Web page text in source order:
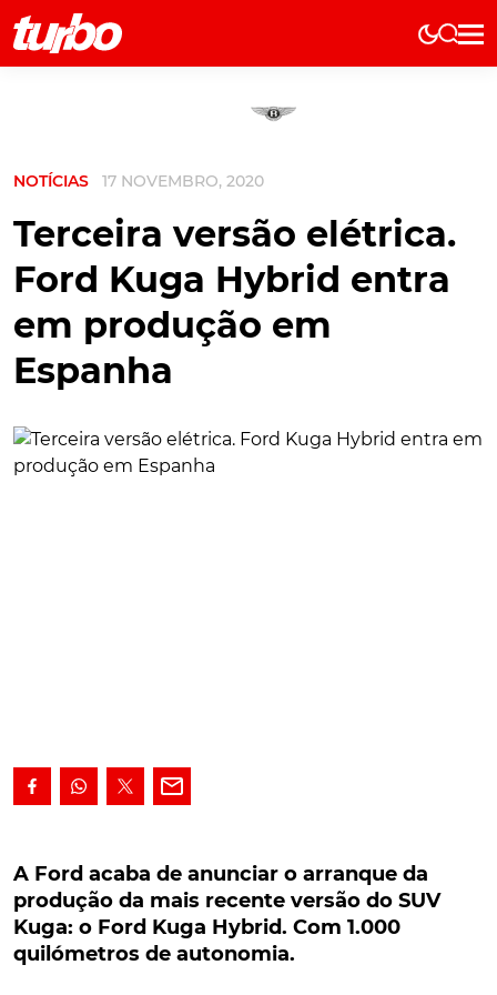
Elétricos
Testes
Marcas
Elétricos
Técnica
Testes
NOTÍCIAS 17 NOVEMBRO, 2020
Terceira versão elétrica.
Ford Kuga Hybrid entra
em produção em
Espanha
produção da mais recente versão do SUV Kuga:
o Ford Kuga Hybrid. Com 1.000 quilómetros de
autonomia.
A Ford acaba de anunciar o arranque da produção da
A Ford acaba de anunciar o arranque da
produção da mais recente versão do SUV
Kuga: o Ford Kuga Hybrid. Com 1.000
quilómetros de autonomia.